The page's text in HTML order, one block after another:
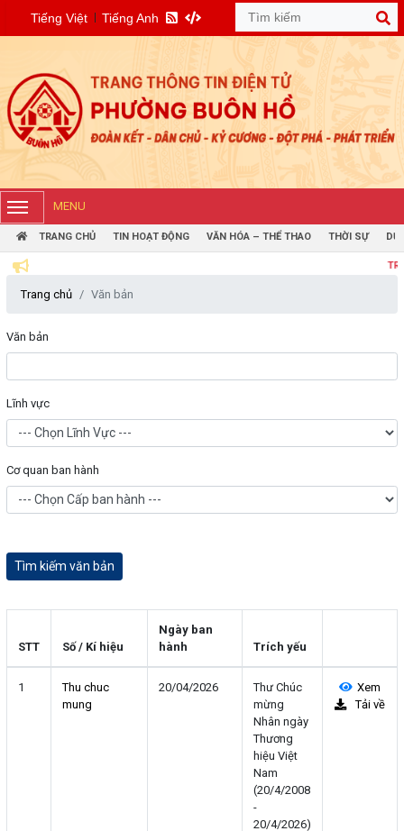
Tiếng Việt Tiếng Anh
MENU
TRANG CHỦ TIN HOẠT ĐỘNG VĂN HÓA – THỂ THAO THỜI SỰ DỰ
TRANG
Trang chủ Văn bản
Văn bản
Lĩnh vực
Cơ quan ban hành
STT Số / Kí hiệu
Ngày ban
hành
Trích yếu
1
Thu chuc
mung
20/04/2026
Thư Chúc
mừng
Nhân ngày
Thương
hiệu Việt
Nam
(20/4/2008
-
20/4/2026)
Xem
Tải về